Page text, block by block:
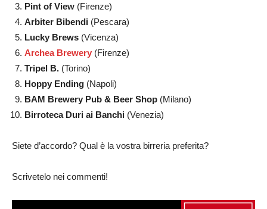
Pint of View (Firenze)
Arbiter Bibendi (Pescara)
Lucky Brews (Vicenza)
Archea Brewery (Firenze)
Tripel B. (Torino)
Hoppy Ending (Napoli)
BAM Brewery Pub & Beer Shop (Milano)
Birroteca Duri ai Banchi (Venezia)
Siete d’accordo? Qual è la vostra birreria preferita?
Scrivetelo nei commenti!